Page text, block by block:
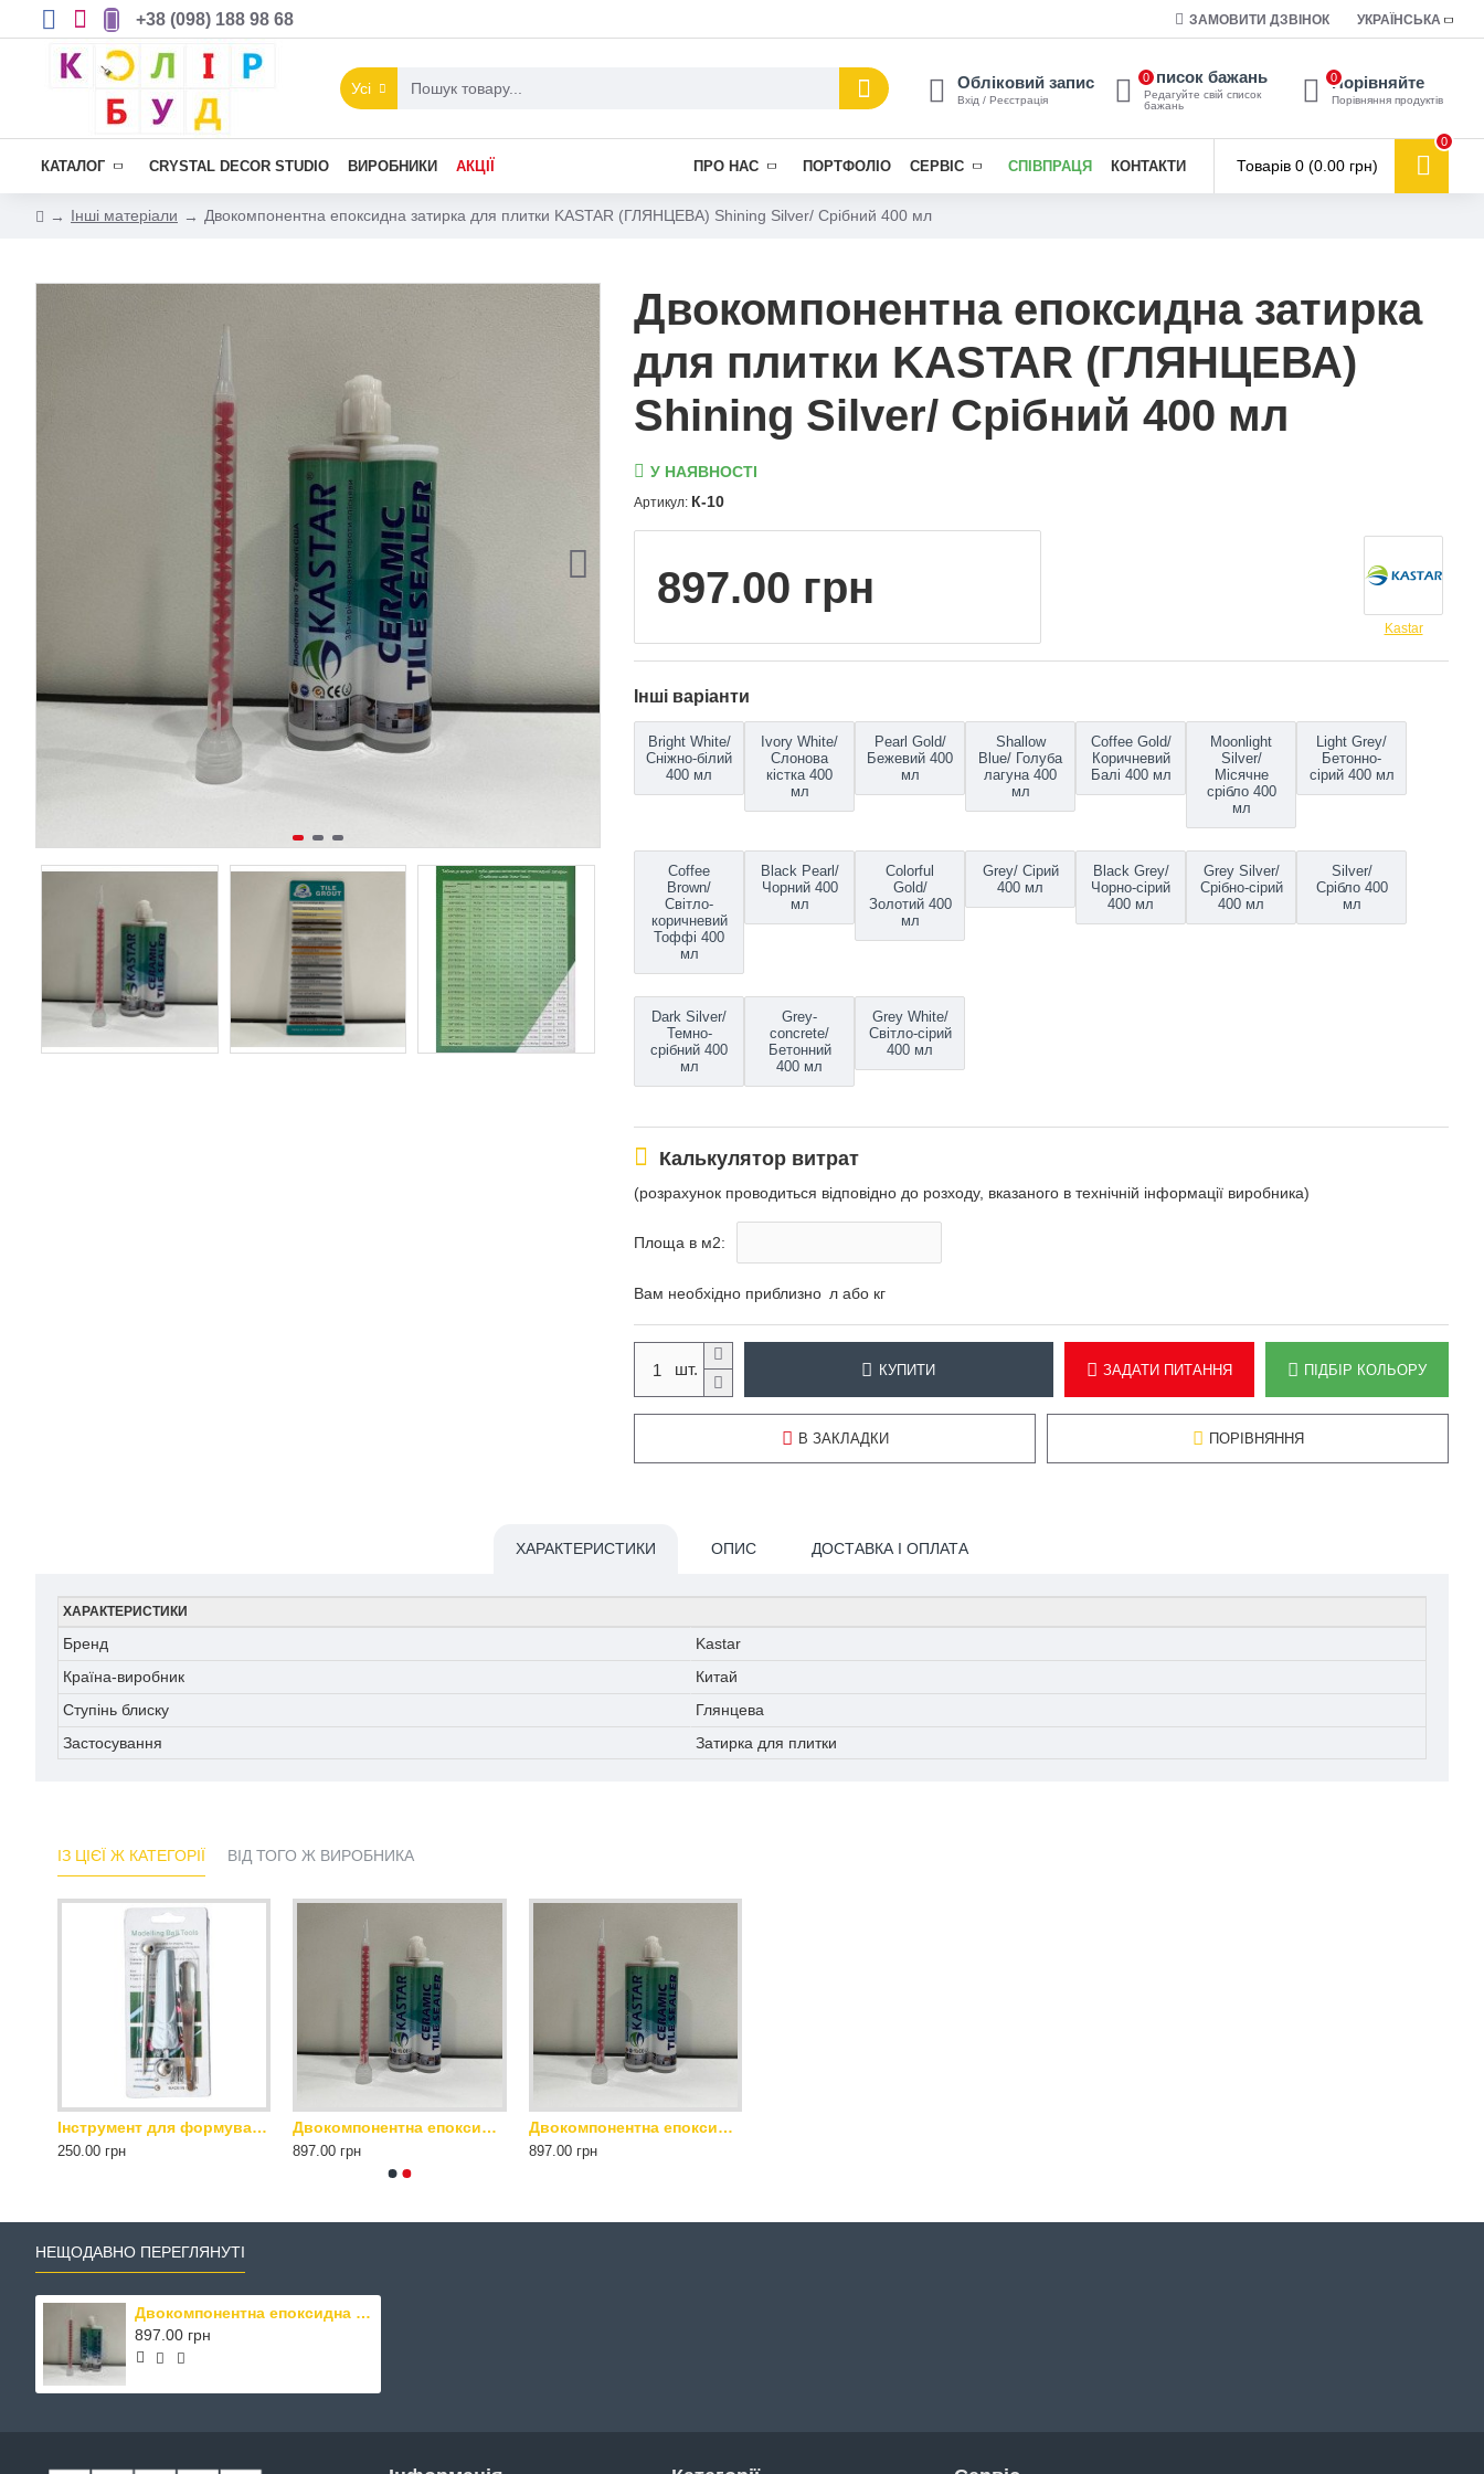
+38 (098) 188 98 68 ЗАМОВИТИ ДЗВІНОК УКРАЇНСЬКА
Усі Обліковий запис
Вхід / Реєстрація
Список бажань
Редагуйте свій список
бажань
0 Порівняйте
Порівняння продуктів
0
КАТАЛОГ CRYSTAL DECOR STUDIO ВИРОБНИКИ АКЦІЇ ПРО НАС ПОРТФОЛІО СЕРВІС СПІВПРАЦЯ КОНТАКТИ Товарів 0 (0.00 грн)
0
Інші матеріали Двокомпонентна епоксидна затирка для плитки KASTAR (ГЛЯНЦЕВА) Shining Silver/ Срібний 400 мл
Двокомпонентна епоксидна затирка
для плитки KASTAR (ГЛЯНЦЕВА)
Shining Silver/ Срібний 400 мл
897.00 грн
Kastar
У НАЯВНОСТІ
Артикул: К-10
Інші варіанти
Bright White/
Сніжно-білий
400 мл
Ivory White/
Слонова
кістка 400
мл
Pearl Gold/
Бежевий 400
мл
Shallow
Blue/ Голуба
лагуна 400
мл
Coffee Gold/
Коричневий
Балі 400 мл
Moonlight
Silver/
Місячне
срібло 400
мл
Light Grey/
Бетонно-
сірий 400 мл
Coffee
Brown/
Світло-
коричневий
Тоффі 400
мл
Black Pearl/
Чорний 400
мл
Colorful
Gold/
Золотий 400
мл
Grey/ Сірий
400 мл
Black Grey/
Чорно-сірий
400 мл
Grey Silver/
Срібно-сірий
400 мл
Silver/
Срібло 400
мл
Dark Silver/
Темно-
срібний 400
мл
Grey-
concrete/
Бетонний
400 мл
Grey White/
Світло-сірий
400 мл
Калькулятор витрат
(розрахунок проводиться відповідно до розходу, вказаного в технічній інформації виробника)
Площа в м2:
Вам необхідно приблизно л або кг
КУПИТИ ЗАДАТИ ПИТАННЯ ПІДБІР КОЛЬОРУ
В ЗАКЛАДКИ ПОРІВНЯННЯ
ХАРАКТЕРИСТИКИ ОПИС ДОСТАВКА І ОПЛАТА
ХАРАКТЕРИСТИКИ
Бренд
Kastar
Країна-виробник
Китай
Ступінь блиску
Глянцева
Застосування
Затирка для плитки
ІЗ ЦІЄЇ Ж КАТЕГОРІЇ ВІД ТОГО Ж ВИРОБНИКА
Інструмент для формування шва KASTAR
250.00 грн
Двокомпонентна епоксидна затирка для плитки KASTAR (ГЛЯНЦЕВА) Black Grey/ Чорно-сірий 400 мл
897.00 грн
Двокомпонентна епоксидна затирка для плитки KASTAR (ГЛЯНЦЕВА) Black Pearl/ Чорний 400 мл
897.00 грн
НЕЩОДАВНО ПЕРЕГЛЯНУТІ
Двокомпонентна епоксидна затирка для плитки KASTAR (ГЛЯНЦЕВА) Shining Silver/ Срібний 400 мл
897.00 грн